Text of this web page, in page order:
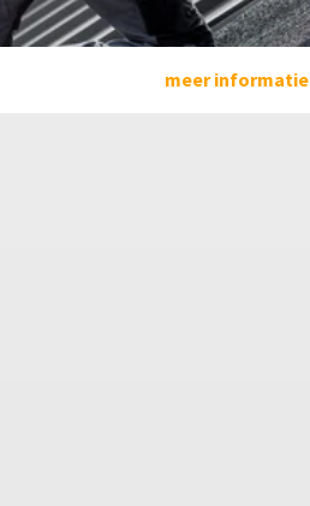
meer informatie